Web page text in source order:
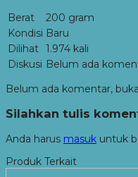
Berat
200 gram
Kondisi Baru
Dilihat 1.974 kali
Diskusi Belum ada
Belum ada komentar,
Silahkan tulis
Anda harus masuk untuk
Produk Terkait